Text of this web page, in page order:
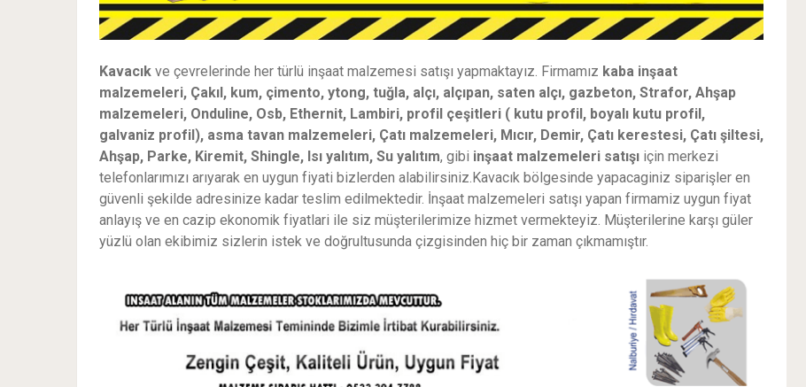
Kavacık ve çevrelerinde her türlü inşaat malzemesi satışı yapmaktayız. Firmamız kaba inşaat
malzemeleri, Çakıl, kum, çimento, ytong, tuğla, alçı, alçıpan, saten alçı, gazbeton, Strafor, Ahşap
malzemeleri, Onduline, Osb, Ethernit, Lambiri, profil çeşitleri ( kutu profil, boyalı kutu profil,
galvaniz profil), asma tavan malzemeleri, Çatı malzemeleri, Mıcır, Demir, Çatı kerestesi, Çatı şiltesi,
Ahşap, Parke, Kiremit, Shingle, Isı yalıtım, Su yalıtım, gibi inşaat malzemeleri satışı için merkezi
telefonlarımızı arıyarak en uygun fiyati bizlerden alabilirsiniz.Kavacık bölgesinde yapacaginiz siparişler en
güvenli şekilde adresinize kadar teslim edilmektedir. İnşaat malzemeleri satışı yapan firmamiz uygun fiyat
anlayış ve en cazip ekonomik fiyatlari ile siz müşterilerimize hizmet vermekteyiz. Müşterilerine karşı güler
yüzlü olan ekibimiz sizlerin istek ve doğrultusunda çizgisinden hiç bir zaman çıkmamıştır.